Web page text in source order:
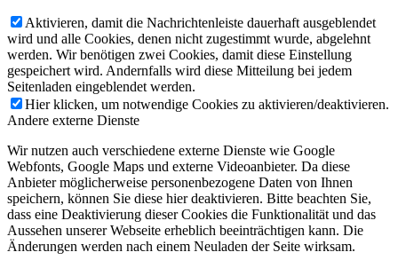
Aktivieren, damit die Nachrichtenleiste dauerhaft ausgeblendet
wird und alle Cookies, denen nicht zugestimmt wurde, abgelehnt
werden. Wir benötigen zwei Cookies, damit diese Einstellung
gespeichert wird. Andernfalls wird diese Mitteilung bei jedem
Seitenladen eingeblendet werden.
Hier klicken, um notwendige Cookies zu aktivieren/deaktivieren.
Andere externe Dienste
Wir nutzen auch verschiedene externe Dienste wie Google
Webfonts, Google Maps und externe Videoanbieter. Da diese
Anbieter möglicherweise personenbezogene Daten von Ihnen
speichern, können Sie diese hier deaktivieren. Bitte beachten Sie,
dass eine Deaktivierung dieser Cookies die Funktionalität und das
Aussehen unserer Webseite erheblich beeinträchtigen kann. Die
Änderungen werden nach einem Neuladen der Seite wirksam.